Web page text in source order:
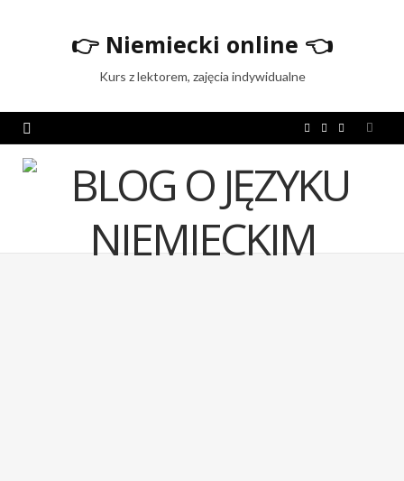
👉 Niemiecki online 👈
Kurs z lektorem, zajęcia indywidualne
c
e
b
i s